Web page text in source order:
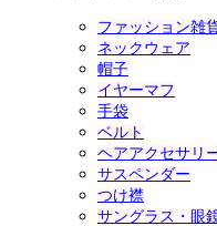
ファッション雑
ネックウェア
帽子
イヤーマフ
手袋
ベルト
ヘアアクセサリ
サスペンダー
つけ襟
サングラス・眼